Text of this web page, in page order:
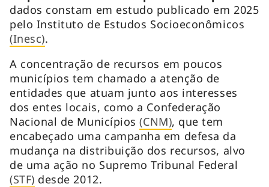
dados constam em estudo publicado em 2025
pelo Instituto de Estudos Socioeconômicos
(Inesc).
A concentração de recursos em poucos
municípios tem chamado a atenção de
entidades que atuam junto aos interesses
dos entes locais, como a Confederação
Nacional de Municípios(CNM), que tem
encabeçado uma campanha em defesa da
mudança na distribuição dos recursos, alvo
de uma ação no Supremo Tribunal Federal
(STF) desde 2012.